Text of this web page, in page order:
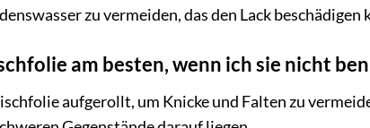
zu vermeiden, das den Lack beschädigen
am besten, wenn ich sie nicht
aufgerollt, um Knicke und Falten zu